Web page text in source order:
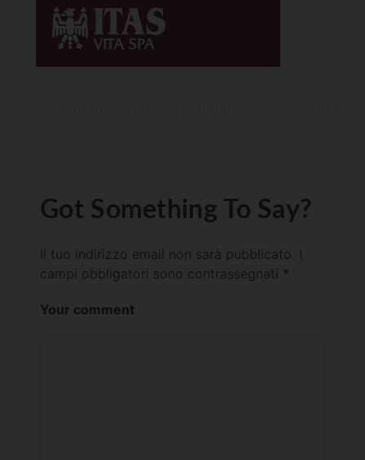
Got Something To Say?
Il tuo indirizzo email non sarà pubblicato.
campi obbligatori sono contrassegnati *
Your comment